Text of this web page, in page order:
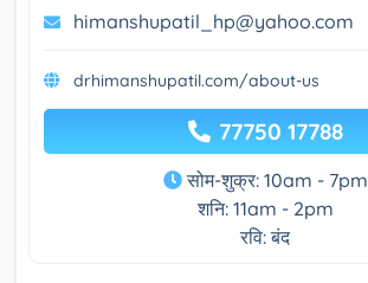
himanshupatil_hp@yahoo.com
drhimanshupatil.com/about-us
77750 17788
सोम-शुक्र: 10am - 7pm
शनि: 11am - 2pm
रवि: बंद